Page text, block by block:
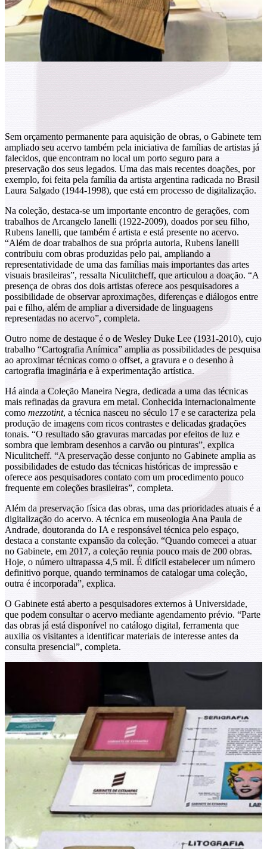
Sem orçamento permanente para aquisição de obras, o Gabinete tem
ampliado seu acervo também pela iniciativa de famílias de artistas já
falecidos, que encontram no local um porto seguro para a
preservação dos seus legados. Uma das mais recentes doações, por
exemplo, foi feita pela família da artista argentina radicada no Brasil
Laura Salgado (1944-1998), que está em processo de digitalização.
Na coleção, destaca-se um importante encontro de gerações, com
trabalhos de Arcangelo Ianelli (1922-2009), doados por seu filho,
Rubens Ianelli, que também é artista e está presente no acervo.
“Além de doar trabalhos de sua própria autoria, Rubens Ianelli
contribuiu com obras produzidas pelo pai, ampliando a
representatividade de uma das famílias mais importantes das artes
visuais brasileiras”, ressalta Niculitcheff, que articulou a doação. “A
presença de obras dos dois artistas oferece aos pesquisadores a
possibilidade de observar aproximações, diferenças e diálogos entre
pai e filho, além de ampliar a diversidade de linguagens
representadas no acervo”, completa.
Outro nome de destaque é o de Wesley Duke Lee (1931-2010), cujo
trabalho “Cartografia Anímica” amplia as possibilidades de pesquisa
ao aproximar técnicas como o offset, a gravura e o desenho à
cartografia imaginária e à experimentação artística.
Há ainda a Coleção Maneira Negra, dedicada a uma das técnicas
mais refinadas da gravura em metal. Conhecida internacionalmente
como mezzotint, a técnica nasceu no século 17 e se caracteriza pela
produção de imagens com ricos contrastes e delicadas gradações
tonais. “O resultado são gravuras marcadas por efeitos de luz e
sombra que lembram desenhos a carvão ou pinturas”, explica
Niculitcheff. “A preservação desse conjunto no Gabinete amplia as
possibilidades de estudo das técnicas históricas de impressão e
oferece aos pesquisadores contato com um procedimento pouco
frequente em coleções brasileiras”, completa.
Além da preservação física das obras, uma das prioridades atuais é a
digitalização do acervo. A técnica em museologia Ana Paula de
Andrade, doutoranda do IA e responsável técnica pelo espaço,
destaca a constante expansão da coleção. “Quando comecei a atuar
no Gabinete, em 2017, a coleção reunia pouco mais de 200 obras.
Hoje, o número ultrapassa 4,5 mil. É difícil estabelecer um número
definitivo porque, quando terminamos de catalogar uma coleção,
outra é incorporada”, explica.
O Gabinete está aberto a pesquisadores externos à Universidade,
que podem consultar o acervo mediante agendamento prévio. “Parte
das obras já está disponível no catálogo digital, ferramenta que
auxilia os visitantes a identificar materiais de interesse antes da
consulta presencial”, completa.